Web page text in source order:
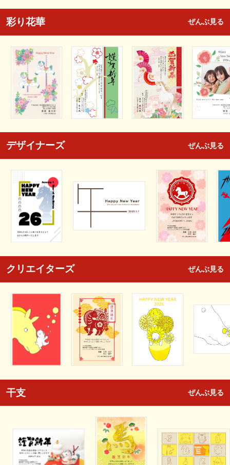
彩り花華 ぜんぶ見る
デザイナーズ ぜんぶ見る
クリエイターズ ぜんぶ見る
干支 ぜんぶ見る